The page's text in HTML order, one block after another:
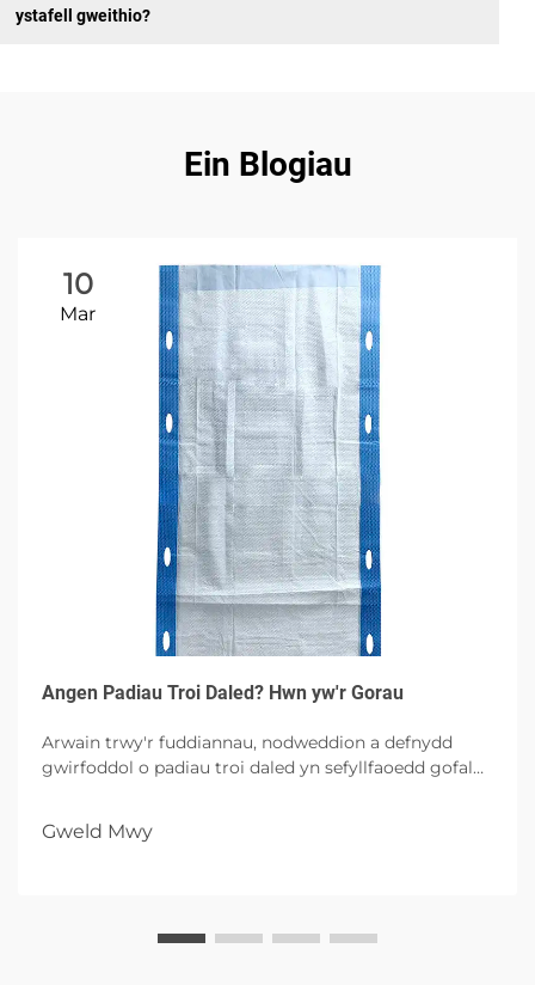
ystafell gweithio?
Ein Blogiau
10
Mar
Angen Padiau Troi Daled? Hwn yw'r Gorau
Arwain trwy'r fuddiannau, nodweddion a defnydd
gwirfoddol o padiau troi daled yn sefyllfaoedd gofal
Gweld Mwy